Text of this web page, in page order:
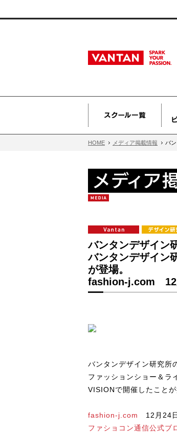
HOME メディア掲載情報 バ
バンタンデザイン
バンタンデザイン
が登場。
fashion-j.com 12
バンタンデザイン研究所
ファッションショー＆ラ
VISIONで開催したことが
fashion-j.com
12月24
ファショコン通信公式ブ